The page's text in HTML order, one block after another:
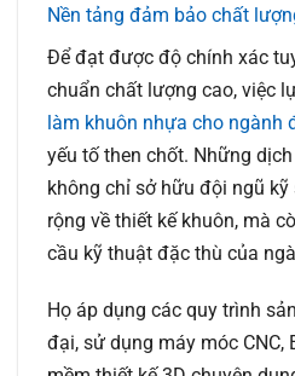
Nền tảng đảm bảo chất
Để đạt được độ chính xác
chuẩn chất lượng cao, việc
làm khuôn nhựa cho ngành
yếu tố then chốt. Những
không chỉ sở hữu đội ngũ
rộng về thiết kế khuôn, mà
cầu kỹ thuật đặc thù của
Họ áp dụng các quy trình
đại, sử dụng máy móc CNC,